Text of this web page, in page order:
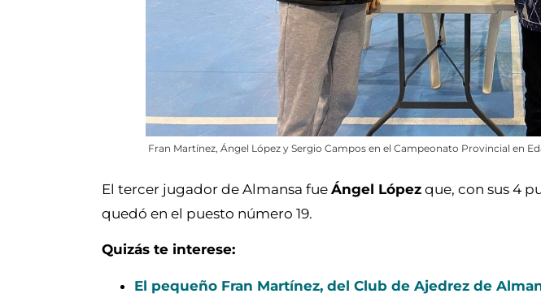
Fran Martínez, Ángel López y Sergio Campos en el Campeonato Provincial en
El tercer jugador de Almansa fue Ángel López que, con sus 4
quedó en el puesto número 19.
Quizás te interese:
El pequeño Fran Martínez, del Club de Ajedrez de